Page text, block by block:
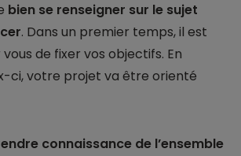
bien se renseigner sur le sujet
. Dans un premier temps, il est
de fixer vos objectifs. En
ci, votre projet va être orienté
connaissance de l’ensemble